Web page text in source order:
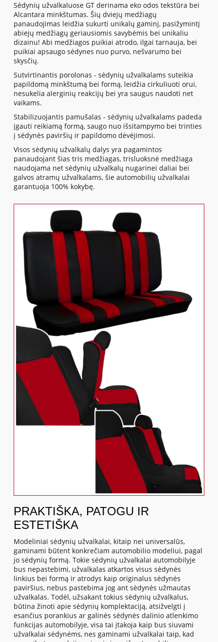
Sėdynių užvalkaluose GT derinama eko odos tekstūra bei
Alcantara minkštumas. Šių dviejų medžiagų
panaudojimas leidžia sukurti unikalų gaminį, pasižymintį
abiejų medžiagų geriausiomis savybėmis bei unikaliu
dizainu! Abi medžiagos puikiai atrodo, ilgai tarnauja, bei
puikiai apsaugo sėdynes nuo purvo, nešvarumo bei
skysčių.
Sutvirtinantis porolonas - sėdynių užvalkalams suteikia
papildomą minkštumą bei formą, leidžia cirkuliuoti orui,
nesukelia alerginių reakcijų bei yra saugus naudoti net
vaikams.
Stabilizuojantis pamušalas - sėdynių užvalkalams padeda
įgauti reikiamą formą, saugo nuo išsitampymo bei trinties
į sėdynės paviršių ir papildomo dėvėjimosi.
Visos sėdynių užvalkalų dalys yra pagamintos
panaudojant šias tris medžiagas, trisluoksnė medžiaga
naudojama net sėdynių užvalkalų nugarinei daliai bei
galvos atramų užvalkalams, šie automobilių užvalkalai
garantuoja 100% kokybę.
PRAKTIŠKA, PATOGU IR
ESTETIŠKA
Modeliniai sėdynių užvalkalai, kitaip nei universalūs,
gaminami būtent konkrečiam automobilio modeliui, pagal
jo sėdynių formą. Tokie sėdynių užvalkalai automobilyje
bus nepastebimi, užvalkalas atkartos visus sėdynės
linkius bei formą ir atrodys kaip originalus sėdynės
paviršius, nebus pastebima jog ant sėdynės užmautas
užvalkalas. Todėl, užsakant tokius sėdynių užvalkalus,
būtina žinoti apie sėdynių komplektaciją, atsižvelgti į
esančius porankius ar galinės sėdynės dalinio atlenkimo
funkcijas automobilyje, visa tai įtakoja kaip bus siuvami
užvalkalai sėdynėms, nes gaminami užvalkalai taip, kad